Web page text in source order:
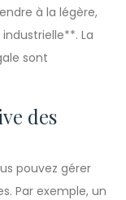
à la légère,
La
sont
des
pouvez gérer
Par exemple, un